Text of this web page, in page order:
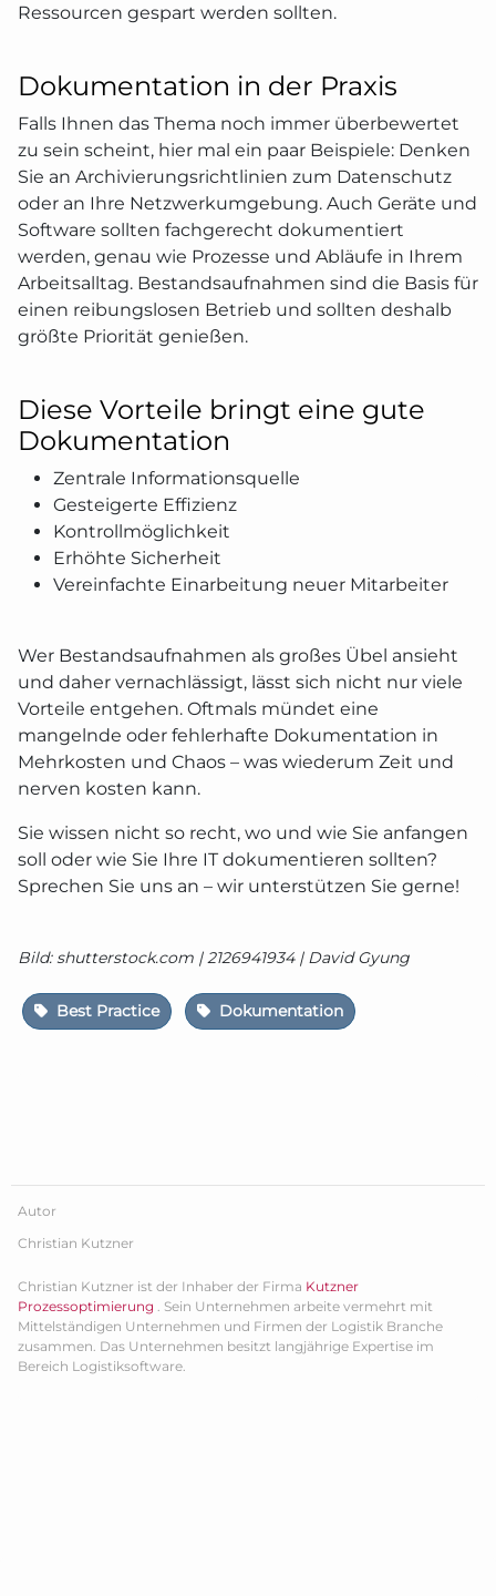
Ressourcen gespart werden sollten.
Dokumentation in der Praxis
Falls Ihnen das Thema noch immer überbewertet
zu sein scheint, hier mal ein paar Beispiele: Denken
Sie an Archivierungsrichtlinien zum Datenschutz
oder an Ihre Netzwerkumgebung. Auch Geräte und
Software sollten fachgerecht dokumentiert
werden, genau wie Prozesse und Abläufe in Ihrem
Arbeitsalltag. Bestandsaufnahmen sind die Basis für
einen reibungslosen Betrieb und sollten deshalb
größte Priorität genießen.
Diese Vorteile bringt eine gute
Dokumentation
Zentrale Informationsquelle
Gesteigerte Effizienz
Kontrollmöglichkeit
Erhöhte Sicherheit
Vereinfachte Einarbeitung neuer Mitarbeiter
Wer Bestandsaufnahmen als großes Übel ansieht
und daher vernachlässigt, lässt sich nicht nur viele
Vorteile entgehen. Oftmals mündet eine
mangelnde oder fehlerhafte Dokumentation in
Mehrkosten und Chaos – was wiederum Zeit und
nerven kosten kann.
Sie wissen nicht so recht, wo und wie Sie anfangen
soll oder wie Sie Ihre IT dokumentieren sollten?
Sprechen Sie uns an – wir unterstützen Sie gerne!
Bild: shutterstock.com | 2126941934 | David Gyung
Best Practice Dokumentation
Autor
Christian Kutzner
Christian Kutzner ist der Inhaber der Firma Kutzner
Prozessoptimierung
. Sein Unternehmen arbeite vermehrt mit
Mittelständigen Unternehmen und Firmen der Logistik Branche
zusammen. Das Unternehmen besitzt langjährige Expertise im
Bereich Logistiksoftware.